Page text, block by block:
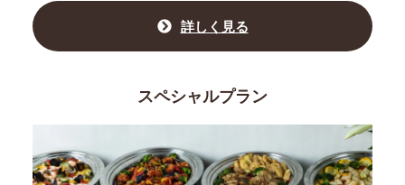
詳しく見る
スペシャルプラン